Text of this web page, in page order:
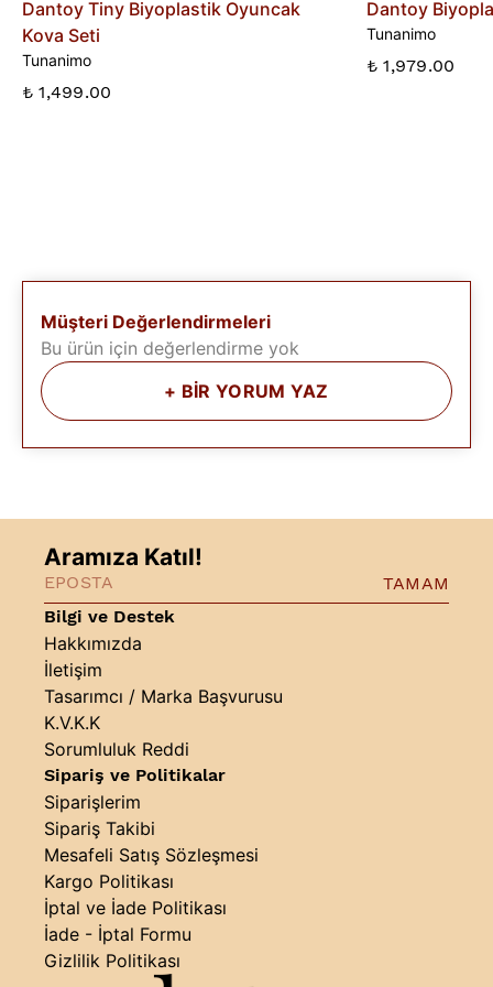
Dantoy Tiny Biyoplastik Oyuncak
Kova Seti
Tunanimo
₺ 1,499.00
Dantoy
Tunanimo
₺ 1,979.00
Müşteri Değerlendirmeleri
Bu ürün için değerlendirme yok
+ BİR YORUM YAZ
Bilgi ve Destek
Hakkımızda
İletişim
Tasarımcı / Marka Başvurusu
K.V.K.K
Sorumluluk Reddi
Sipariş ve Politikalar
Siparişlerim
Sipariş Takibi
Mesafeli Satış Sözleşmesi
Kargo Politikası
İptal ve İade Politikası
İade - İptal Formu
Gizlilik Politikası
Aramıza Katıl!
TAMAM